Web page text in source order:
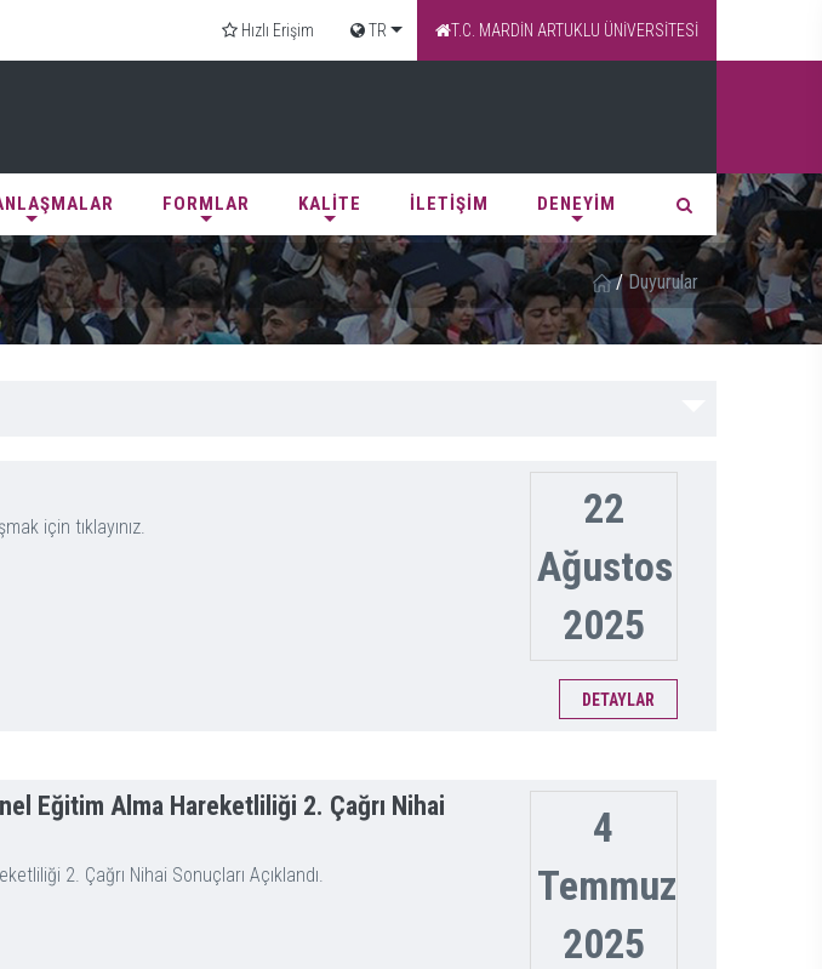
Hızlı Erişim TR T.C. MARDİN ARTUKLU ÜNİVERSİTESİ
FORMLAR KALİTE İLETİŞİM DENEYİM
/ Duyurular
için tıklayınız.
22
Ağustos
2025
DETAYLAR
Eğitim Alma Hareketliliği 2. Çağrı Nihai
2. Çağrı Nihai Sonuçları Açıklandı.
4
Temmuz
2025